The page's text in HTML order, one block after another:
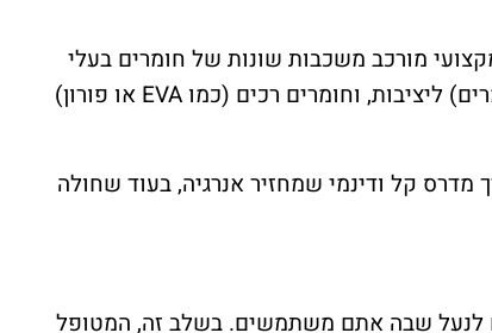
מורכב משכבות שונות של חומרים בעלי
תכונות משתנות: חומרים קשיחים (כמו קרבון או פולימרים) ליציבות, וחומרים רכים (כמו EVA או פורון)
מדרס קל ודינמי שמחזיר אנרגיה, בעוד שחולה
לנעל שבה אתם משתמשים. בשלב זה, המטופל